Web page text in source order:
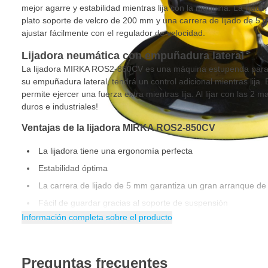
mejor agarre y estabilidad mientras lija con la máquina. La
plato soporte de velcro de 200 mm y una carrera de lijado de 5
ajustar fácilmente con el regulador de velocidad.
Lijadora neumática con empuñadura lateral
La lijadora MIRKA ROS2-850CV es una máquina estupenda
su empuñadura lateral, tendrá un control adicional mientras lija.
permite ejercer una fuerza extra mientras lija. Al lijar con las 2
duros e industriales!
Ventajas de la lijadora MIRKA ROS2-850CV
La lijadora tiene una ergonomía perfecta
Estabilidad óptima
La carrera de lijado de 5 mm garantiza un gran arranque de
Fácil de guardar gracias al soporte de suspensión
Lijadora muy ligera
Información completa sobre el producto
Preguntas frecuentes